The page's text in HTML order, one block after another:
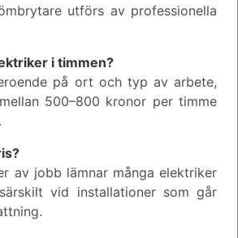
utförs av professionella
i timmen?
på ort och typ av arbete,
500–800 kronor per timme
av jobb lämnar många elektriker
vid installationer som går